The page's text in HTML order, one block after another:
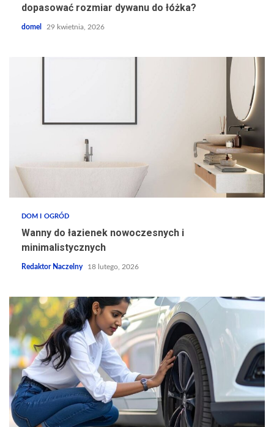
dopasować rozmiar dywanu do łóżka?
domel 29 kwietnia, 2026
DOM I OGRÓD
Wanny do łazienek nowoczesnych i
minimalistycznych
Redaktor Naczelny 18 lutego, 2026